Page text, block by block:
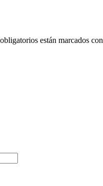
están marcados con